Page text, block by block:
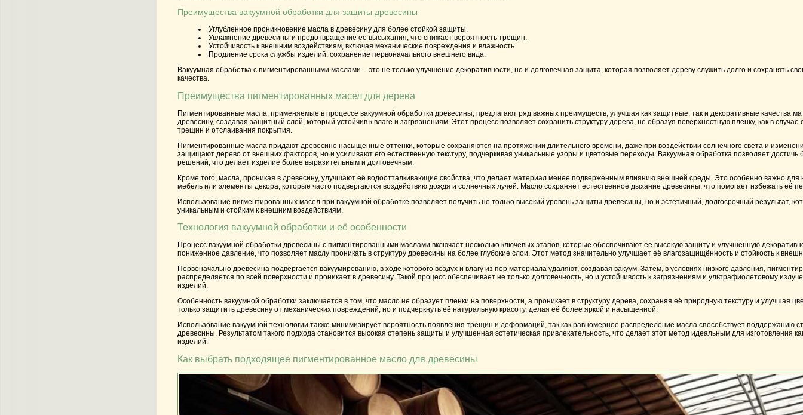
Преимущества вакуумной обработки для защиты древесины
Углубленное проникновение масла в древесину для более стойкой защиты.
Увлажнение древесины и предотвращение её высыхания, что снижает вероятность трещин.
Устойчивость к внешним воздействиям, включая механические повреждения и влажность.
Продление срока службы изделий, сохранение первоначального внешнего вида.
Вакуумная обработка с пигментированными маслами – это не только улучшение декоративности, но и долговечная защита, которая позволяет дереву служить долго и сохранять
качества.
Преимущества пигментированных масел для дерева
Пигментированные масла, применяемые в процессе вакуумной обработки древесины, предлагают ряд важных преимуществ, улучшая как защитные, так и декоративные качества
древесину, создавая защитный слой, который устойчив к влаге и загрязнениям. Этот процесс позволяет сохранить структуру дерева, не образуя поверхностную пленку, как в
трещин и отслаивания покрытия.
Пигментированные масла придают древесине насыщенные оттенки, которые сохраняются на протяжении длительного времени, даже при воздействии солнечного света и
защищают дерево от внешних факторов, но и усиливают его естественную текстуру, подчеркивая уникальные узоры и цветовые переходы. Вакуумная обработка позволяет достичь
решений, что делает изделие более выразительным и долговечным.
Кроме того, масла, проникая в древесину, улучшают её водоотталкивающие свойства, что делает материал менее подверженным влиянию внешней среды. Это особенно важно для
мебель или элементы декора, которые часто подвергаются воздействию дождя и солнечных лучей. Масло сохраняет естественное дыхание древесины, что помогает избежать её
Использование пигментированных масел при вакуумной обработке позволяет получить не только высокий уровень защиты древесины, но и эстетичный, долгосрочный результат,
уникальным и стойким к внешним воздействиям.
Технология вакуумной обработки и её особенности
Процесс вакуумной обработки древесины с пигментированными маслами включает несколько ключевых этапов, которые обеспечивают её высокую защиту и улучшенную
пониженное давление, что позволяет маслу проникать в структуру древесины на более глубокие слои. Этот метод значительно улучшает её влагозащищённость и стойкость к
Первоначально древесина подвергается вакуумированию, в ходе которого воздух и влагу из пор материала удаляют, создавая вакуум. Затем, в условиях низкого давления,
распределяется по всей поверхности и проникает в древесину. Такой процесс обеспечивает не только долговечность, но и устойчивость к загрязнениям и ультрафиолетовому
изделий.
Особенность вакуумной обработки заключается в том, что масло не образует пленки на поверхности, а проникает в структуру дерева, сохраняя её природную текстуру и улучшая
только защитить древесину от механических повреждений, но и подчеркнуть её натуральную красоту, делая её более яркой и насыщенной.
Использование вакуумной технологии также минимизирует вероятность появления трещин и деформаций, так как равномерное распределение масла способствует поддержанию
древесины. Результатом такого подхода становится высокая степень защиты и улучшенная эстетическая привлекательность, что делает этот метод идеальным для изготовления
изделий.
Как выбрать подходящее пигментированное масло для древесины